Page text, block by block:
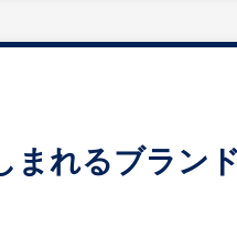
ロからの制度構築」に裁量を
までの知見を活かしてドラス
まれるブラン